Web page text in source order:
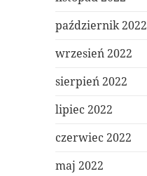
październik 2022
wrzesień 2022
sierpień 2022
lipiec 2022
czerwiec 2022
maj 2022